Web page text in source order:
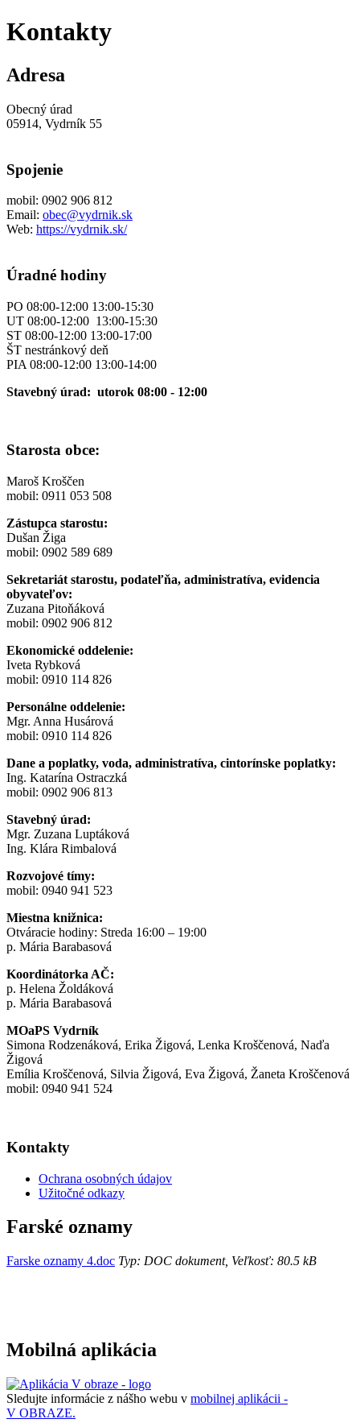
Kontakty
Adresa
Obecný úrad
05914, Vydrník 55
Spojenie
mobil: 0902 906 812
Email: obec@vydrnik.sk
Web: https://vydrnik.sk/
Úradné hodiny
PO 08:00-12:00 13:00-15:30
UT 08:00-12:00 13:00-15:30
ST 08:00-12:00 13:00-17:00
ŠT nestránkový deň
PIA 08:00-12:00 13:00-14:00
Stavebný úrad: utorok 08:00 - 12:00
Starosta obce:
Maroš Kroščen
mobil: 0911 053 508
Zástupca starostu:
Dušan Žiga
mobil: 0902 589 689
Sekretariát starostu, podateľňa, administratíva, evidencia
obyvateľov:
Zuzana Pitoňáková
mobil: 0902 906 812
Ekonomické oddelenie:
Iveta Rybková
mobil: 0910 114 826
Personálne oddelenie:
Mgr. Anna Husárová
mobil: 0910 114 826
Dane a poplatky, voda, administratíva, cintorínske poplatky:
Ing. Katarína Ostraczká
mobil: 0902 906 813
Stavebný úrad:
Mgr. Zuzana Luptáková
Ing. Klára Rimbalová
Rozvojové tímy:
mobil: 0940 941 523
Miestna knižnica:
Otváracie hodiny: Streda 16:00 – 19:00
p. Mária Barabasová
Koordinátorka AČ:
p. Helena Žoldáková
p. Mária Barabasová
MOaPS Vydrník
Simona Rodzenáková, Erika Žigová, Lenka Kroščenová, Naďa
Žigová
Emília Kroščenová, Silvia Žigová, Eva Žigová, Žaneta Kroščenová
mobil: 0940 941 524
Kontakty
Ochrana osobných údajov
Užitočné odkazy
Farské oznamy
Farske oznamy 4.doc Typ: DOC dokument, Veľkosť: 80.5 kB
Mobilná aplikácia
Sledujte informácie z nášho webu v mobilnej aplikácii -
V OBRAZE.